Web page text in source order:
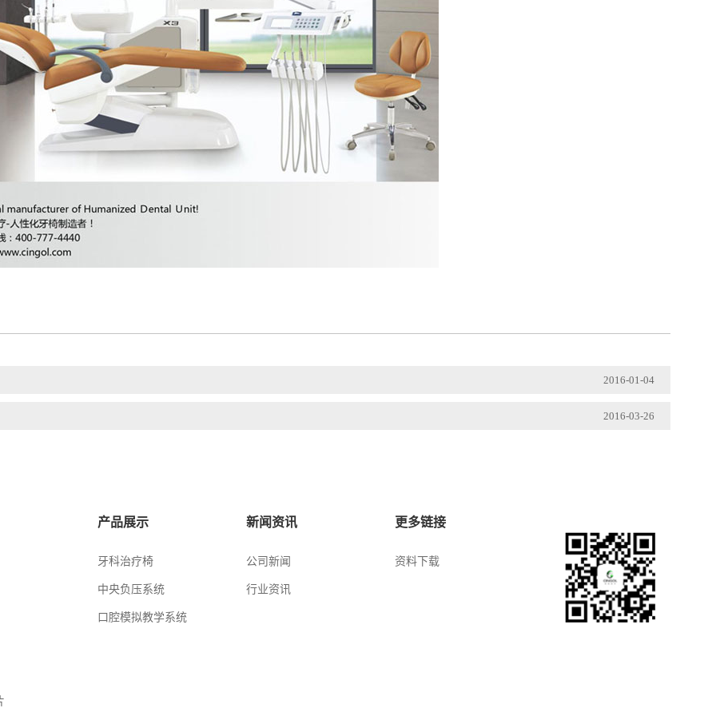
2016-01-04
2016-03-26
产品展示
牙科治疗椅
中央负压系统
口腔模拟教学系统
新闻资讯
公司新闻
行业资讯
更多链接
资料下载